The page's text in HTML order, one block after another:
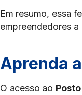
Em resumo, essa
empreendedores
Aprenda
O acesso ao